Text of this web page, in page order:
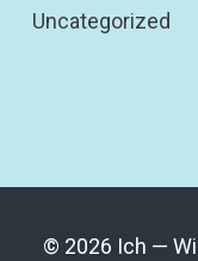
Uncategorized
© 2026 Ich —